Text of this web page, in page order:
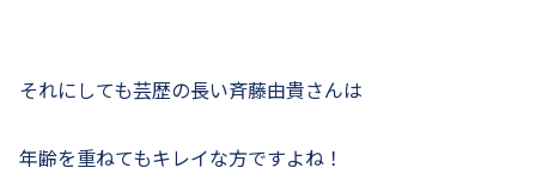
それにしても芸歴の長い斉藤由貴さんは
年齢を重ねてもキレイな方ですよね！